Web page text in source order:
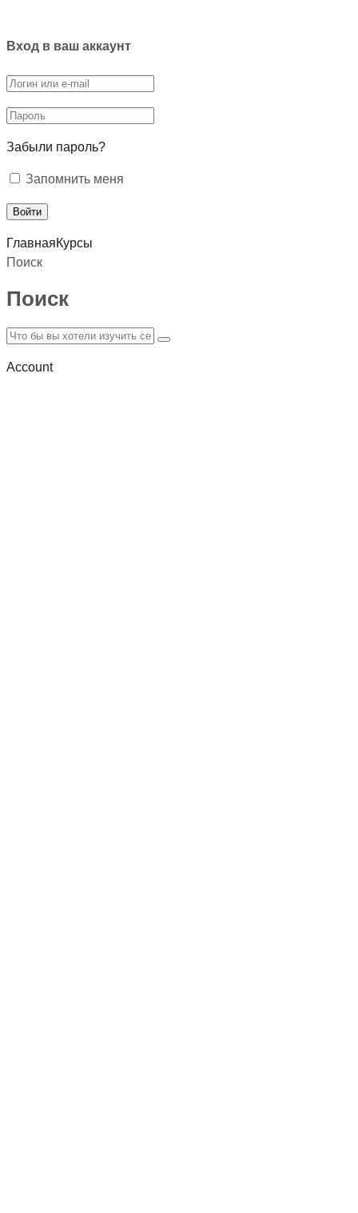
Вход в ваш аккаунт
Забыли пароль?
Запомнить меня
ГлавнаяКурсы
Поиск
Поиск
Account